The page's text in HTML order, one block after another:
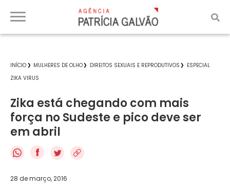
INÍCIO MULHERES DE OLHO DIREITOS SEXUAIS E REPRODUTIVOS
ESPECIAL
ZIKA VIRUS
Zika está chegando com mais
força no Sudeste e pico deve ser
em abril
f
28 de março, 2016